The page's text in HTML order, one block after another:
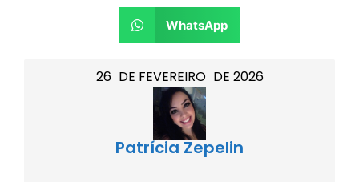
26 DE FEVEREIRO DE 2026
Patrícia Zepelin
WhatsApp